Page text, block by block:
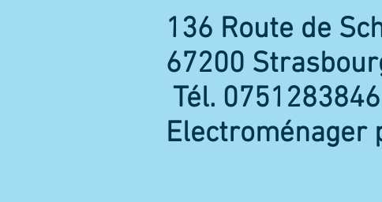
136 Route de
67200
Tél. 0751283846
Electroménager